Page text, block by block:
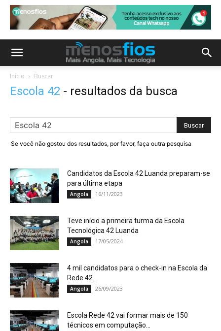
Início Buscar
Escola 42 - resultados da busca
Se você não gostou dos resultados, por favor, faça outra pesquisa
Candidatos da Escola 42 Luanda preparam-se
para última etapa
Angola 16/11/2023
Teve início a primeira turma da Escola
Tecnológica 42 Luanda
Angola 17/05/2024
4 mil candidatos para o check-in na Escola da
Rede 42...
Angola 26/09/2023
Escola Rede 42 vai formar mais de 150
técnicos em computação...